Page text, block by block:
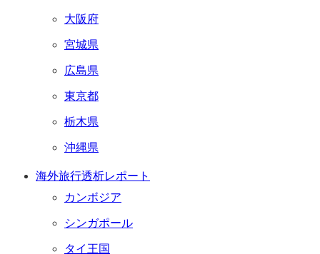
大阪府
宮城県
広島県
東京都
栃木県
沖縄県
海外旅行透析レポート
カンボジア
シンガポール
タイ王国